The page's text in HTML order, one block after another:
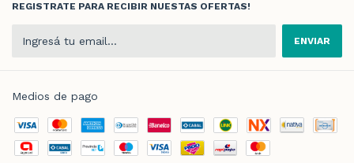
REGISTRATE PARA RECIBIR NUESTAS OFERTAS!
Medios de pago